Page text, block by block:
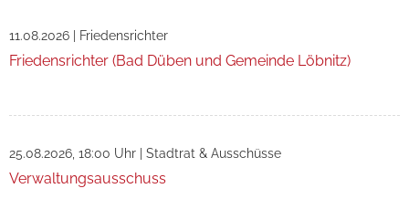
11.08.2026 Friedensrichter
Friedensrichter (Bad Düben und Gemeinde Löbnitz)
25.08.2026, 18:00 Uhr Stadtrat & Ausschüsse
Verwaltungsausschuss